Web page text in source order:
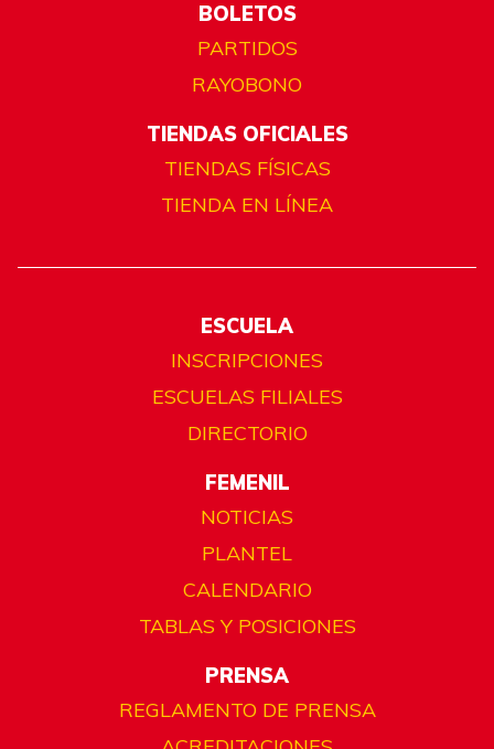
BOLETOS
PARTIDOS
RAYOBONO
TIENDAS OFICIALES
TIENDAS FÍSICAS
TIENDA EN LÍNEA
ESCUELA
INSCRIPCIONES
ESCUELAS FILIALES
DIRECTORIO
FEMENIL
NOTICIAS
PLANTEL
CALENDARIO
TABLAS Y POSICIONES
PRENSA
REGLAMENTO DE PRENSA